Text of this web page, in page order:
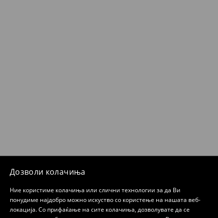
Дозволи колачиња
Ние користиме колачиња или слични технологии за да Ви
понудиме најдобро можно искуство со користење на нашата веб-
локација. Со прифаќање на сите колачиња, дозволувате да се